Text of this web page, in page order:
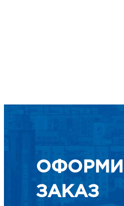
ЗАКАЗ